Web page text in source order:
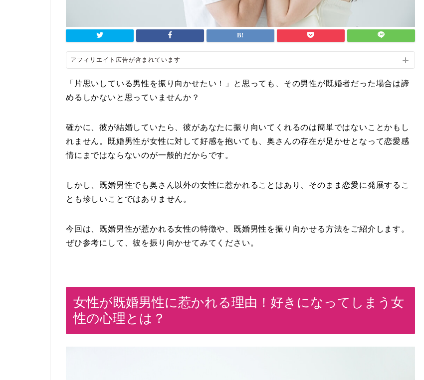
アフィリエイト広告が含まれています
「片思いしている男性を振り向かせたい！」と思っても、その男性が既婚者だった場合は諦
めるしかないと思っていませんか？
確かに、彼が結婚していたら、彼があなたに振り向いてくれるのは簡単ではないことかもし
れません。既婚男性が女性に対して好感を抱いても、奥さんの存在が足かせとなって恋愛感
情にまではならないのが一般的だからです。
しかし、既婚男性でも奥さん以外の女性に惹かれることはあり、そのまま恋愛に発展するこ
とも珍しいことではありません。
今回は、既婚男性が惹かれる女性の特徴や、既婚男性を振り向かせる方法をご紹介します。
ぜひ参考にして、彼を振り向かせてみてください。
女性が既婚男性に惹かれる理由！好きになってしまう女
性の心理とは？